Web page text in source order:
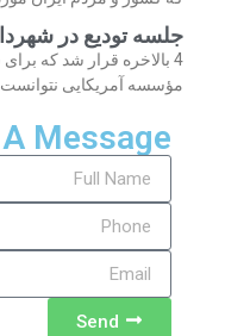
جلسه تودیع در
4 بالاخره قرار شد که
مؤسسه آمریکایی نتوانست
Message
Send